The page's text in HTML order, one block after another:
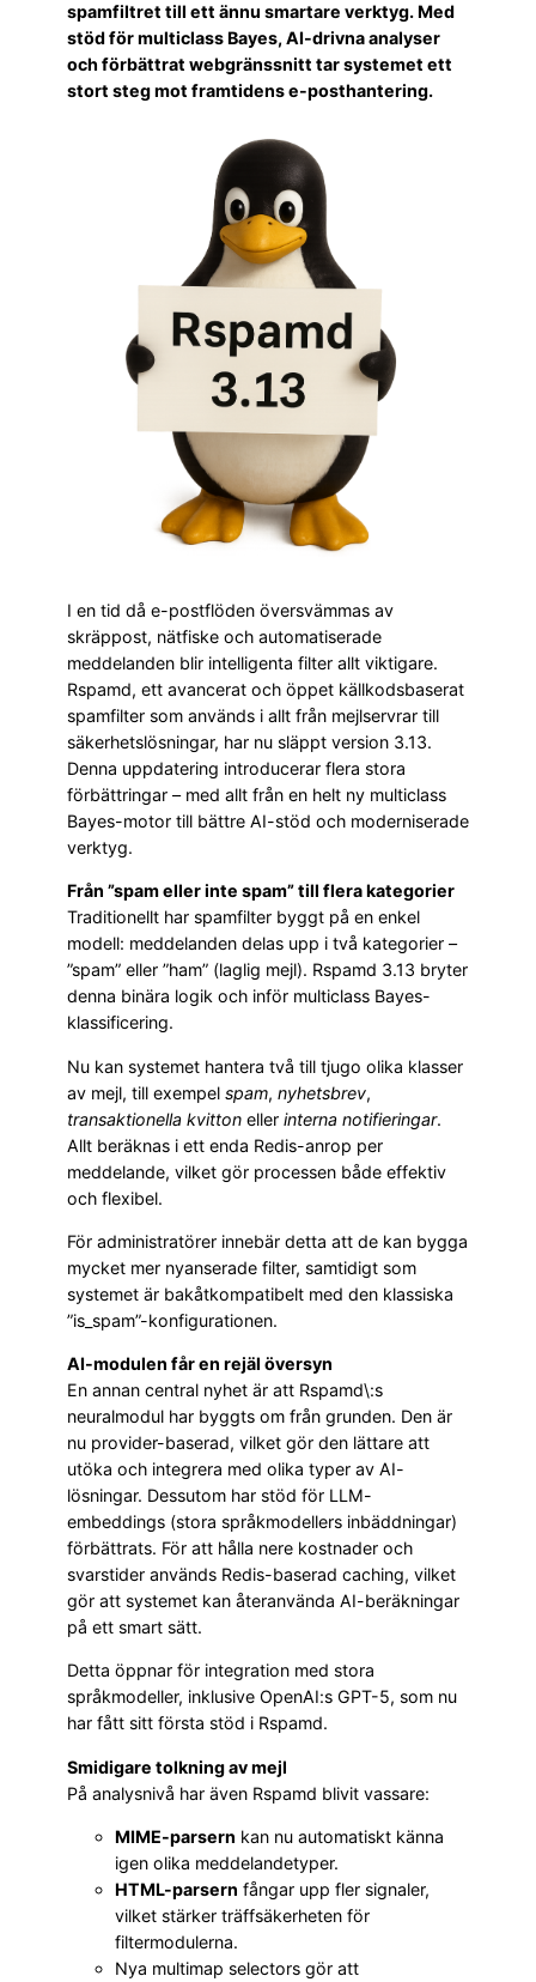
spamfiltret till ett ännu smartare verktyg. Med
stöd för multiclass Bayes, AI-drivna analyser
och förbättrat webgränssnitt tar systemet ett
stort steg mot framtidens e-posthantering.
I en tid då e-postflöden översvämmas av
skräppost, nätfiske och automatiserade
meddelanden blir intelligenta filter allt viktigare.
Rspamd, ett avancerat och öppet källkodsbaserat
spamfilter som används i allt från mejlservrar till
säkerhetslösningar, har nu släppt version 3.13.
Denna uppdatering introducerar flera stora
förbättringar – med allt från en helt ny multiclass
Bayes-motor till bättre AI-stöd och moderniserade
verktyg.
Från ”spam eller inte spam” till flera kategorier
Traditionellt har spamfilter byggt på en enkel
modell: meddelanden delas upp i två kategorier –
”spam” eller ”ham” (laglig mejl). Rspamd 3.13 bryter
denna binära logik och inför multiclass Bayes-
klassificering.
Nu kan systemet hantera två till tjugo olika klasser
av mejl, till exempel spam, nyhetsbrev,
transaktionella kvitton eller interna notifieringar.
Allt beräknas i ett enda Redis-anrop per
meddelande, vilket gör processen både effektiv
och flexibel.
För administratörer innebär detta att de kan bygga
mycket mer nyanserade filter, samtidigt som
systemet är bakåtkompatibelt med den klassiska
”is_spam”-konfigurationen.
AI-modulen får en rejäl översyn
En annan central nyhet är att Rspamd\:s
neuralmodul har byggts om från grunden. Den är
nu provider-baserad, vilket gör den lättare att
utöka och integrera med olika typer av AI-
lösningar. Dessutom har stöd för LLM-
embeddings (stora språkmodellers inbäddningar)
förbättrats. För att hålla nere kostnader och
svarstider används Redis-baserad caching, vilket
gör att systemet kan återanvända AI-beräkningar
på ett smart sätt.
Detta öppnar för integration med stora
språkmodeller, inklusive OpenAI:s GPT-5, som nu
har fått sitt första stöd i Rspamd.
Smidigare tolkning av mejl
På analysnivå har även Rspamd blivit vassare:
MIME-parsern kan nu automatiskt känna
igen olika meddelandetyper.
HTML-parsern fångar upp fler signaler,
vilket stärker träffsäkerheten för
filtermodulerna.
Nya multimap selectors gör att